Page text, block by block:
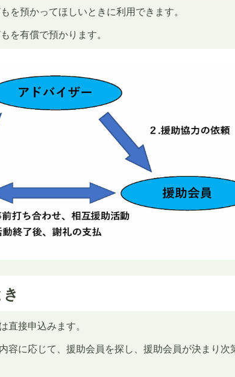
を預かってほしいときに利用できます。
を有償で預かります。
直接申込みます。
に応じて、援助会員を探し、援助会員が決まり次